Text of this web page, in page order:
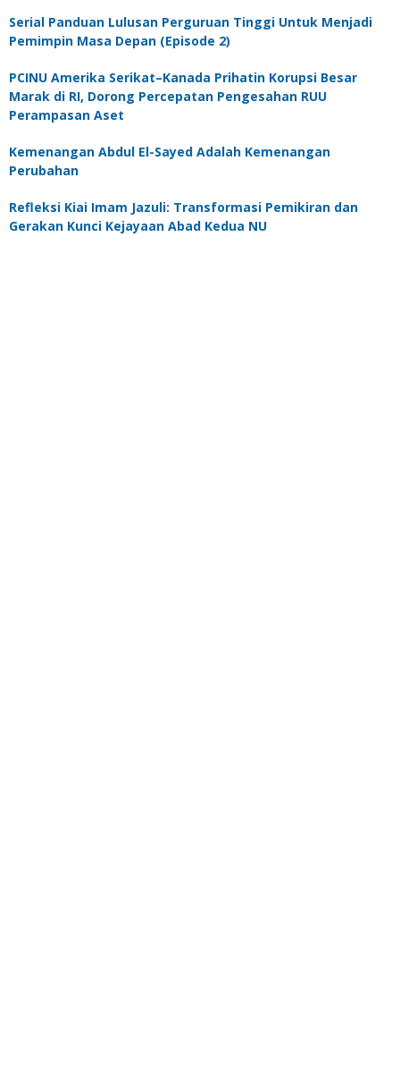
Serial Panduan Lulusan Perguruan Tinggi Untuk Menjadi
Pemimpin Masa Depan (Episode 2)
PCINU Amerika Serikat–Kanada Prihatin Korupsi Besar
Marak di RI, Dorong Percepatan Pengesahan RUU
Perampasan Aset
Kemenangan Abdul El-Sayed Adalah Kemenangan
Perubahan
Refleksi Kiai Imam Jazuli: Transformasi Pemikiran dan
Gerakan Kunci Kejayaan Abad Kedua NU